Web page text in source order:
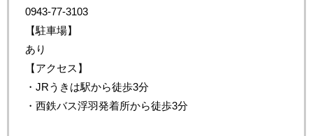
0943-77-3103
【駐車場】
あり
【アクセス】
・JRうきは駅から徒歩3分
・西鉄バス浮羽発着所から徒歩3分